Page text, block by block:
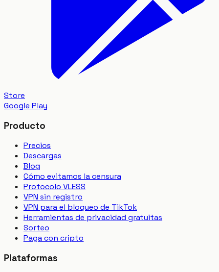
Store
Google Play
Producto
Precios
Descargas
Blog
Cómo evitamos la censura
Protocolo VLESS
VPN sin registro
VPN para el bloqueo de TikTok
Herramientas de privacidad gratuitas
Sorteo
Paga con cripto
Plataformas